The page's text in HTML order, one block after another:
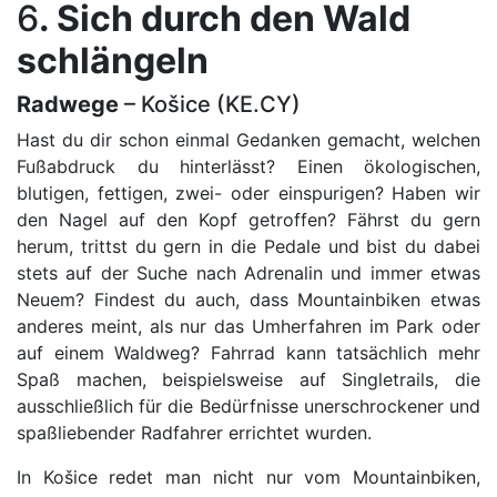
6. Sich durch den Wald
schlängeln
Radwege – Košice (KE.CY)
Hast du dir schon einmal Gedanken gemacht, welchen
Fußabdruck du hinterlässt? Einen ökologischen,
blutigen, fettigen, zwei- oder einspurigen? Haben wir
den Nagel auf den Kopf getroffen? Fährst du gern
herum, trittst du gern in die Pedale und bist du dabei
stets auf der Suche nach Adrenalin und immer etwas
Neuem? Findest du auch, dass Mountainbiken etwas
anderes meint, als nur das Umherfahren im Park oder
auf einem Waldweg? Fahrrad kann tatsächlich mehr
Spaß machen, beispielsweise auf Singletrails, die
ausschließlich für die Bedürfnisse unerschrockener und
spaßliebender Radfahrer errichtet wurden.
In Košice redet man nicht nur vom Mountainbiken,